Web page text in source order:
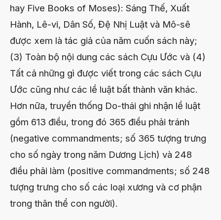
hay Five Books of Moses): Sáng Thế, Xuất
Hành, Lê-vi, Dân Số, Đệ Nhị Luật và Mô-sê
được xem là tác giả của năm cuốn sách này;
(3) Toàn bộ nội dung các sách Cựu Ước và (4)
Tất cả những gì được viết trong các sách Cựu
Ước cũng như các lề luật bất thành văn khác.
Hơn nữa, truyền thống Do-thái ghi nhận lề luật
gồm 613 điều, trong đó 365 điều phải tránh
(negative commandments; số 365 tượng trưng
cho số ngày trong năm Dương Lịch) và 248
điều phải làm (positive commandments; số 248
tượng trưng cho số các loại xương và cơ phận
trong thân thể con người).